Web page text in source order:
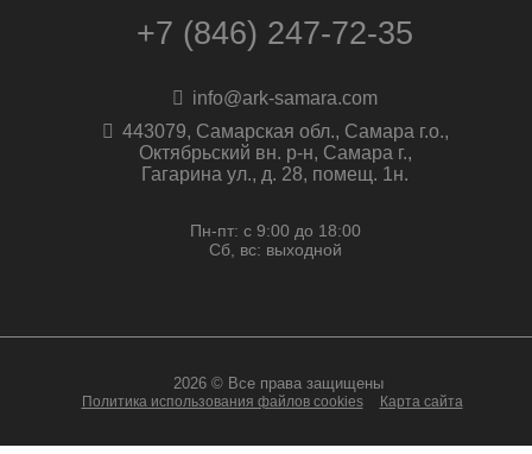
+7 (846) 247-72-35
info@ark-samara.com
443079, Самарская обл., Самара г.о.,
Октябрьский вн. р-н, Самара г.,
Гагарина ул., д. 28, помещ. 1н.
Пн-пт: с 9:00 до 18:00
Сб, вс: выходной
2026 © Все права защищены
Политика использования файлов cookies Карта сайта